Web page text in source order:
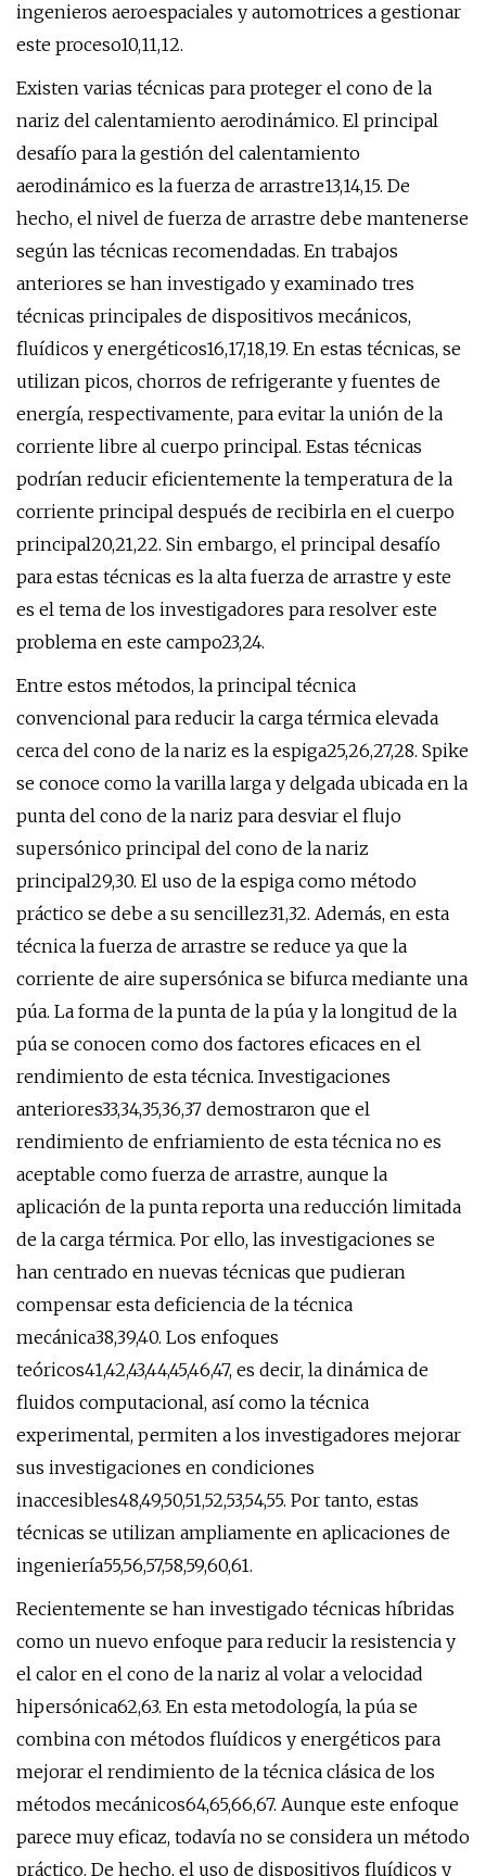
ingenieros aeroespaciales y automotrices a gestionar
este proceso10,11,12.
Existen varias técnicas para proteger el cono de la
nariz del calentamiento aerodinámico. El principal
desafío para la gestión del calentamiento
aerodinámico es la fuerza de arrastre13,14,15. De
hecho, el nivel de fuerza de arrastre debe mantenerse
según las técnicas recomendadas. En trabajos
anteriores se han investigado y examinado tres
técnicas principales de dispositivos mecánicos,
fluídicos y energéticos16,17,18,19. En estas técnicas, se
utilizan picos, chorros de refrigerante y fuentes de
energía, respectivamente, para evitar la unión de la
corriente libre al cuerpo principal. Estas técnicas
podrían reducir eficientemente la temperatura de la
corriente principal después de recibirla en el cuerpo
principal20,21,22. Sin embargo, el principal desafío
para estas técnicas es la alta fuerza de arrastre y este
es el tema de los investigadores para resolver este
problema en este campo23,24.
Entre estos métodos, la principal técnica
convencional para reducir la carga térmica elevada
cerca del cono de la nariz es la espiga25,26,27,28. Spike
se conoce como la varilla larga y delgada ubicada en la
punta del cono de la nariz para desviar el flujo
supersónico principal del cono de la nariz
principal29,30. El uso de la espiga como método
práctico se debe a su sencillez31,32. Además, en esta
técnica la fuerza de arrastre se reduce ya que la
corriente de aire supersónica se bifurca mediante una
púa. La forma de la punta de la púa y la longitud de la
púa se conocen como dos factores eficaces en el
rendimiento de esta técnica. Investigaciones
anteriores33,34,35,36,37 demostraron que el
rendimiento de enfriamiento de esta técnica no es
aceptable como fuerza de arrastre, aunque la
aplicación de la punta reporta una reducción limitada
de la carga térmica. Por ello, las investigaciones se
han centrado en nuevas técnicas que pudieran
compensar esta deficiencia de la técnica
mecánica38,39,40. Los enfoques
teóricos41,42,43,44,45,46,47, es decir, la dinámica de
fluidos computacional, así como la técnica
experimental, permiten a los investigadores mejorar
sus investigaciones en condiciones
inaccesibles48,49,50,51,52,53,54,55. Por tanto, estas
técnicas se utilizan ampliamente en aplicaciones de
ingeniería55,56,57,58,59,60,61.
Recientemente se han investigado técnicas híbridas
como un nuevo enfoque para reducir la resistencia y
el calor en el cono de la nariz al volar a velocidad
hipersónica62,63. En esta metodología, la púa se
combina con métodos fluídicos y energéticos para
mejorar el rendimiento de la técnica clásica de los
métodos mecánicos64,65,66,67. Aunque este enfoque
parece muy eficaz, todavía no se considera un método
práctico. De hecho, el uso de dispositivos fluídicos y